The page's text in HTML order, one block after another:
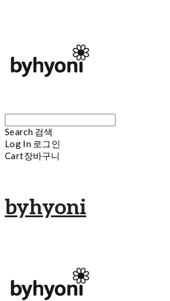
Search 검색
Log In 로그인
Cart장바구니
byhyoni